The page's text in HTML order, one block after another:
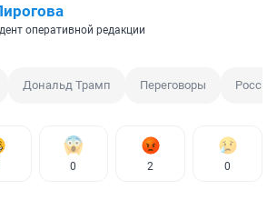
оперативной редакции
Дональд Трамп Переговоры Россия
0 2 0